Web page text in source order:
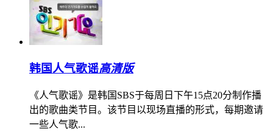
韩国人气歌谣高清版
《人气歌谣》是韩国SBS于每周日下午15点20分制作播
出的歌曲类节目。该节目以现场直播的形式，每期邀请
一些人气歌...